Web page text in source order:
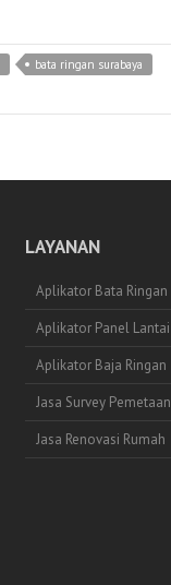
bata ringan surabaya
LAYANAN
Aplikator Bata Ringan
Aplikator Panel Lantai
Aplikator Baja Ringan
Jasa Survey Pemetaan
Jasa Renovasi Rumah